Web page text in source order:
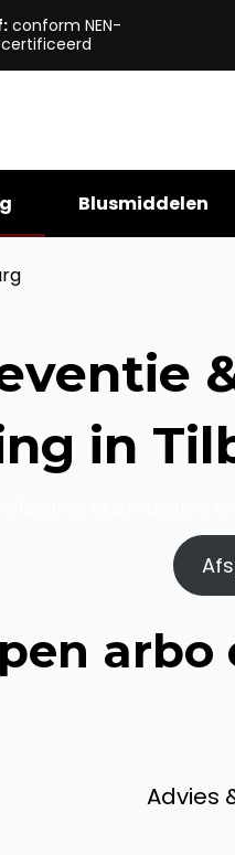
conform NEN-
Blusmiddelen
in
Advies